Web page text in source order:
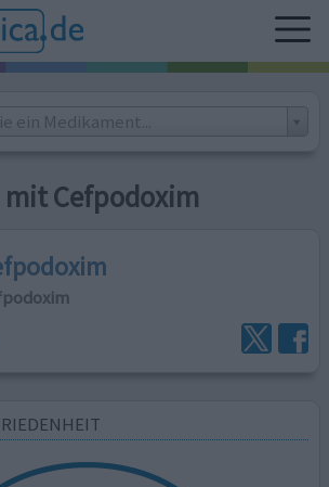
ein Medikament...
mit Cefpodoxim